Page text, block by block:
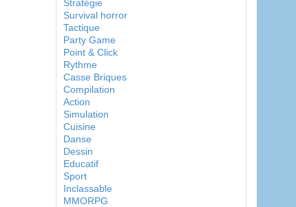
Stratégie
Survival horror
Tactique
Party Game
Point & Click
Rythme
Casse Briques
Compilation
Action
Simulation
Cuisine
Danse
Dessin
Educatif
Sport
Inclassable
MMORPG